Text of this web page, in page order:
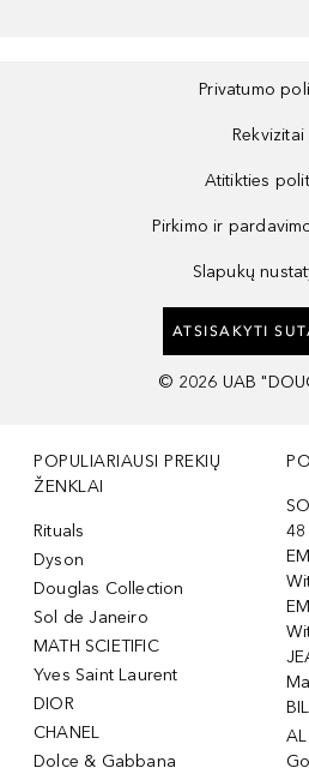
Privatumo
Rekvizitai
Atitikties
Pirkimo ir
Slapukų
ATSISAKYTI
© 2026 UAB
POPULIARIAUSI PREKIŲ
ŽENKLAI
Rituals
Dyson
Douglas Collection
Sol de Janeiro
MATH SCIETIFIC
Yves Saint Laurent
DIOR
CHANEL
Dolce & Gabbana
48